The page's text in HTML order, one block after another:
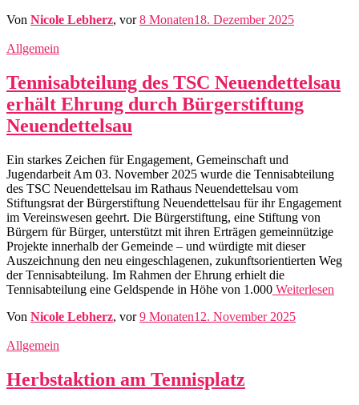
Von Nicole Lebherz, vor8 Monaten18. Dezember 2025
Allgemein
Tennisabteilung des TSC Neuendettelsau
erhält Ehrung durch Bürgerstiftung
Neuendettelsau
Ein starkes Zeichen für Engagement, Gemeinschaft und
Jugendarbeit Am 03. November 2025 wurde die Tennisabteilung
des TSC Neuendettelsau im Rathaus Neuendettelsau vom
Stiftungsrat der Bürgerstiftung Neuendettelsau für ihr Engagement
im Vereinswesen geehrt. Die Bürgerstiftung, eine Stiftung von
Bürgern für Bürger, unterstützt mit ihren Erträgen gemeinnützige
Projekte innerhalb der Gemeinde – und würdigte mit dieser
Auszeichnung den neu eingeschlagenen, zukunftsorientierten Weg
der Tennisabteilung. Im Rahmen der Ehrung erhielt die
Tennisabteilung eine Geldspende in Höhe von 1.000 Weiterlesen
Von Nicole Lebherz, vor9 Monaten12. November 2025
Allgemein
Herbstaktion am Tennisplatz